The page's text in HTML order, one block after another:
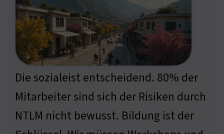
Die sozialeist entscheidend. 80% der
Mitarbeiter sind sich der Risiken durch
NTLM nicht bewusst. Bildung ist der